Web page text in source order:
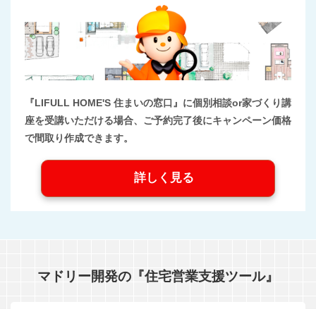
『LIFULL HOME'S 住まいの窓口』に個別相談or家づくり講
座を受講いただける場合、ご予約完了後にキャンペーン価格
で間取り作成できます。
詳しく見る
マドリー開発の『住宅営業支援ツール』